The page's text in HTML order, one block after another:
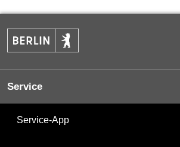
Service
Service-App